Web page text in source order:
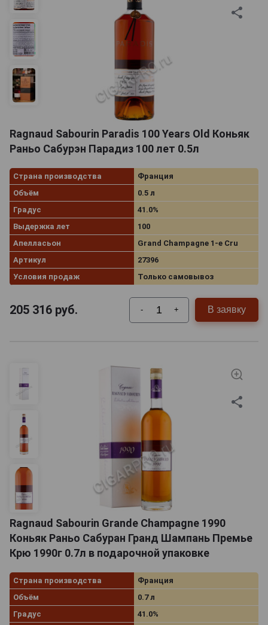
Ragnaud Sabourin Paradis 100 Years Old Коньяк
Раньо Сабурэн Парадиз 100 лет 0.5л
Страна производства
Франция
Объём
0.5 л
Градус
41.0%
Выдержка лет
100
Апелласьон
Grand Champagne 1-e Cru
Артикул
27396
Условия продаж
Только самовывоз
205 316 руб. - + В заявку
Ragnaud Sabourin Grande Champagne 1990
Коньяк Раньо Сабуран Гранд Шампань Премье
Крю 1990г 0.7л в подарочной упаковке
Страна производства
Франция
Объём
0.7 л
Градус
41.0%